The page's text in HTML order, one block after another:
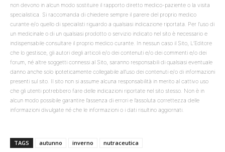
non devono in alcun modo sostituire il rapporto diretto medico-paziente o la visita
specialistica. Si raccomanda di chiedere sempre il parere del proprio medico
curante e/o quello di specialisti riguardo a qualsiasi indicazione riportata. Per l’uso di
un medicinale o di un qualsiasi prodotto o servizio indicato nel sito è necessario e
indispensabile consultare il proprio medico curante. In nessun caso il Sito, L’Editore
che lo gestisce, gli autori degli articoli e/o dei contenuti e/o dei commenti e/o dei
forum, né altre soggetti connessi al Sito, saranno responsabili di qualsiasi eventuale
danno anche solo ipoteticamente collegabile all’uso dei contenuti e/o di informazioni
presenti sul sito. Il sito non si assume alcuna responsabilità in merito al cattivo uso
che gli utenti potrebbero fare delle indicazioni riportate nel sito stesso. Non è in
alcun modo possibile garantire l’assenza di errori e l’assoluta correttezza delle
informazioni divulgate né che le informazioni o i dati risultino aggiornati.
TAGS autunno inverno nutraceutica